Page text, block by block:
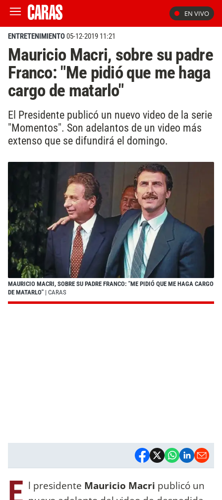
EN VIVO
ENTRETENIMIENTO05-12-2019 11:21
Mauricio Macri, sobre su padre
Franco: "Me pidió que me haga
cargo de matarlo"
El Presidente publicó un nuevo video de la serie
"Momentos". Son adelantos de un video más
extenso que se difundirá el domingo.
MAURICIO MACRI, SOBRE SU PADRE FRANCO: "ME PIDIÓ QUE ME HAGA CARGO
DE MATARLO" | CARAS
l presidente Mauricio Macri publicó un